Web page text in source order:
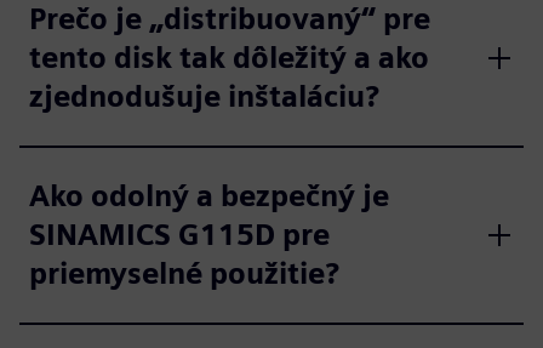
Prečo je „distribuovaný“ pre
tento disk tak dôležitý a ako
zjednodušuje inštaláciu?
Ako odolný a bezpečný je
SINAMICS G115D pre
priemyselné použitie?